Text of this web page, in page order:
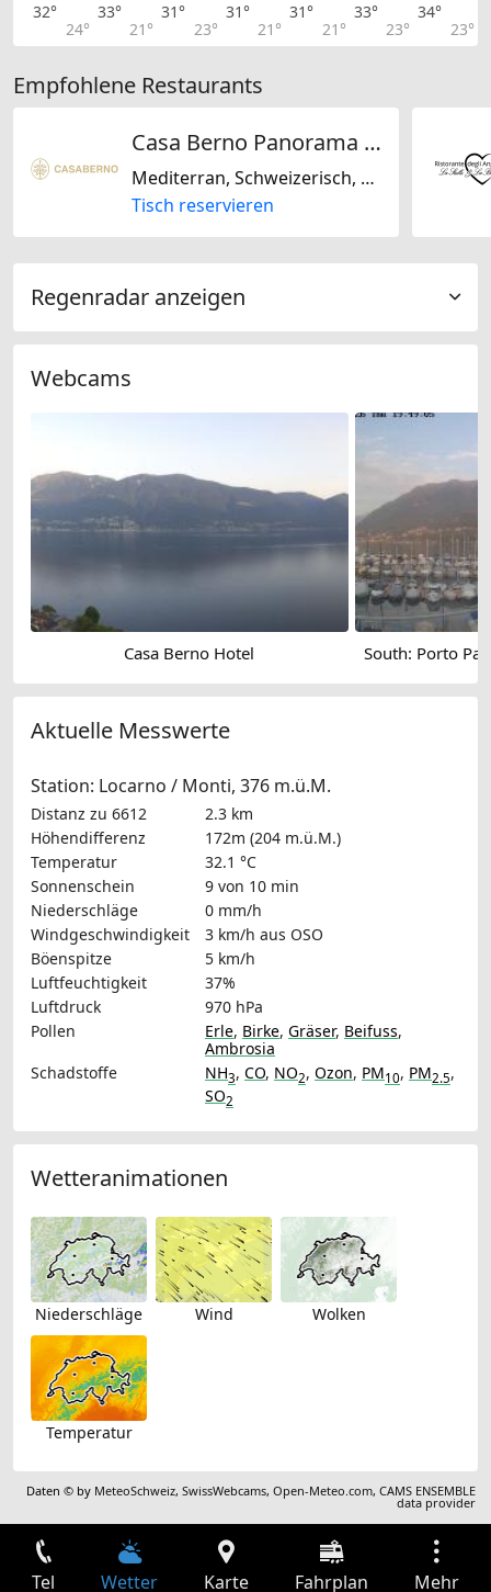
32°
24°
33°
21°
31°
23°
31°
21°
31°
21°
33°
23°
34°
23°
Empfohlene Restaurants
Casa Berno Panorama Resort
Mediterran, Schweizerisch, Regional
Tisch reservieren
Regenradar anzeigen
Webcams
Casa Berno Hotel
Aktuelle Messwerte
Station: Locarno / Monti, 376 m.ü.M.
Distanz zu 6612
2.3 km
Höhendifferenz
172m (204 m.ü.M.)
Temperatur
32.1 °C
Sonnenschein
9 von 10 min
Niederschläge
0 mm/h
Windgeschwindigkeit
3 km/h aus OSO
Böenspitze
5 km/h
Luftfeuchtigkeit
37%
Luftdruck
970 hPa
Pollen
Erle, Birke, Gräser, Beifuss,
Ambrosia
Schadstoffe
NH3, CO, NO2, Ozon, PM10, PM2.5,
SO2
Wetteranimationen
Niederschläge Wind Wolken
Temperatur
Daten © by MeteoSchweiz,SwissWebcams,Open-Meteo.com,CAMS ENSEMBLE
data provider
Tel Wetter Karte Fahrplan Mehr